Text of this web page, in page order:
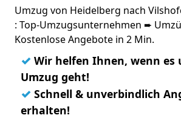
Umzug von Heidelberg nach
: Top-Umzugsunternehmen ➨
Kostenlose Angebote in 2 Min.
✓ Wir helfen Ihnen, wenn es
Umzug geht!
✓ Schnell & unverbindlich
erhalten!